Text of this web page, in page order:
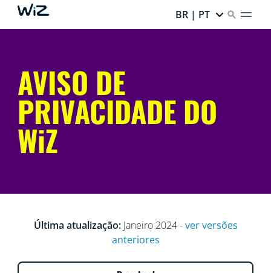
BR | PT
AVISO DE
PRIVACIDADE DO
WiZ
Última atualização:Janeiro 2024 - ver versões
anteriores